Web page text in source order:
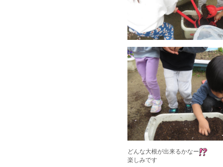
どんな大根が出来るかなー
楽しみです